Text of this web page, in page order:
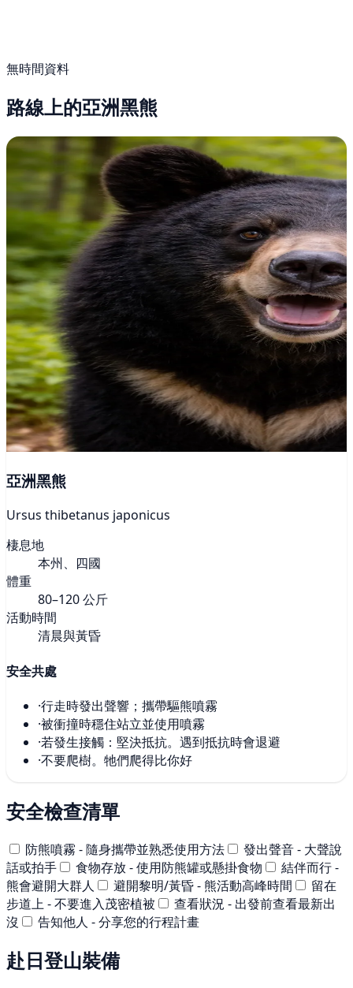
無時間資料
路線上的亞洲黑熊
亞洲黑熊
Ursus thibetanus japonicus
棲息地
本州、四國
體重
80–120 公斤
活動時間
清晨與黃昏
安全共處
·行走時發出聲響；攜帶驅熊噴霧
·被衝撞時穩住站立並使用噴霧
·若發生接觸：堅決抵抗。遇到抵抗時會退避
·不要爬樹。牠們爬得比你好
安全檢查清單
防熊噴霧 - 隨身攜帶並熟悉使用方法
發出聲音 - 大聲說
話或拍手
食物存放 - 使用防熊罐或懸掛食物
結伴而行 -
熊會避開大群人
避開黎明/黃昏 - 熊活動高峰時間
留在
步道上 - 不要進入茂密植被
查看狀況 - 出發前查看最新出
沒
告知他人 - 分享您的行程計畫
赴日登山裝備